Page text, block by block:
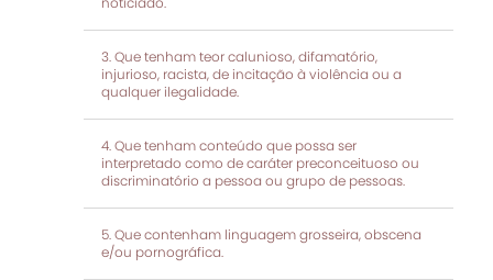
Que tenham teor calunioso, difamatório,
injurioso, racista, de incitação à violência ou a
qualquer ilegalidade.
Que tenham conteúdo que possa ser
interpretado como de caráter preconceituoso ou
discriminatório a pessoa ou grupo de pessoas.
Que contenham linguagem grosseira, obscena
e/ou pornográfica.